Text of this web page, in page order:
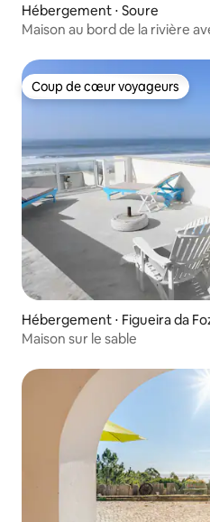
Hébergement ⋅ Soure
Maison au bord de la rivière
Coup de cœur voyageurs
Coup de cœur voyageurs
Hébergement ⋅ Figueira da
Maison sur le sable